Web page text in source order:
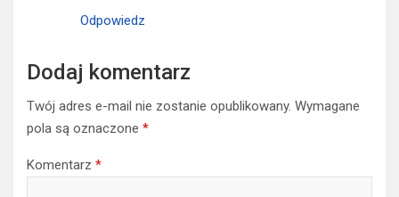
Odpowiedz
Dodaj komentarz
Twój adres e-mail nie zostanie opublikowany. Wymagane
pola są oznaczone *
Komentarz *